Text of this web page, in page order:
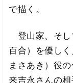
で描く。
登山家、そし
百合）を優し
まさあき）役
来吉永さんの